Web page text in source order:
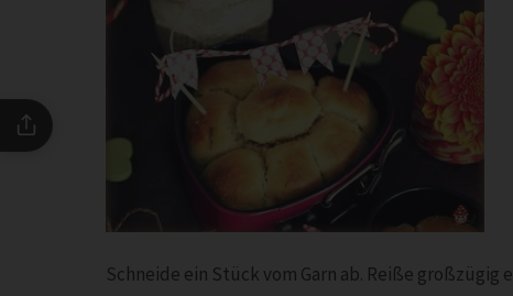
Schneide ein Stück vom Garn ab. Reiße großzügig